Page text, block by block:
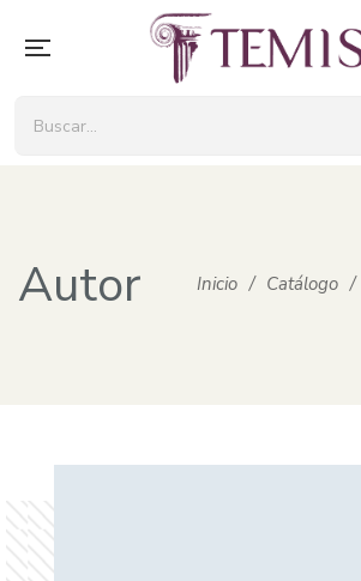
Autor Inicio / Catálogo /